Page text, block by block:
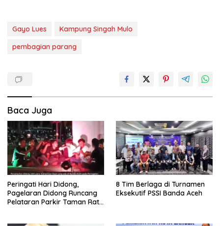
Gayo Lues
Kampung Singah Mulo
pembagian parang
Baca Juga
Peringati Hari Didong,
Pagelaran Didong Runcang
Pelataran Parkir Taman Ratu
8 Tim Berlaga di Turnamen
Eksekutif PSSI Banda Aceh